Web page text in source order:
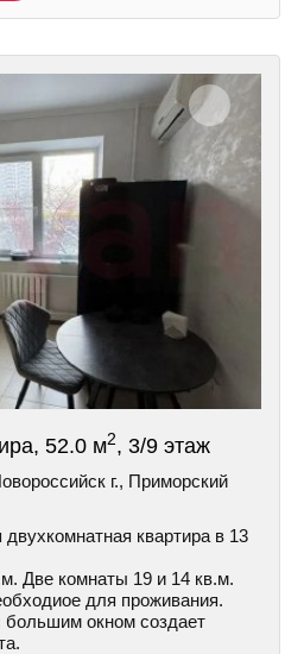
52.0 м2, 3/9 этаж
г., Приморский
квартиpа в 13
Две комнаты 19 и 14 кв.м.
для проживания.
бoльшим окнoм сoздaет